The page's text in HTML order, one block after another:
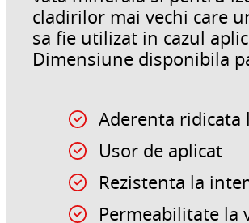
cladirilor mai vechi care
sa fie utilizat in cazul
Dimensiune disponibila
Aderenta
Usor de aplicat
Rezistenta la
Permeabilitate la